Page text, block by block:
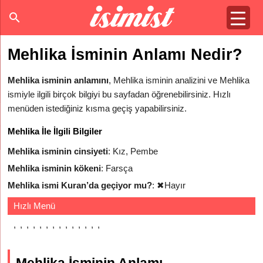
Mehlika İsminin Anlamı Nedir?
Mehlika isminin anlamını, Mehlika isminin analizini ve Mehlika
ismiyle ilgili birçok bilgiyi bu sayfadan öğrenebilirsiniz. Hızlı
menüden istediğiniz kısma geçiş yapabilirsiniz.
Mehlika İle İlgili Bilgiler
Mehlika isminin cinsiyeti: Kız, Pembe
Mehlika isminin kökeni: Farsça
Mehlika ismi Kuran’da geçiyor mu?: ✖Hayır
Hızlı Menü